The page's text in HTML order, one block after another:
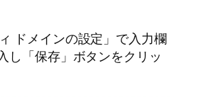
ドメインの設定」で入力欄
し「保存」ボタンをクリッ